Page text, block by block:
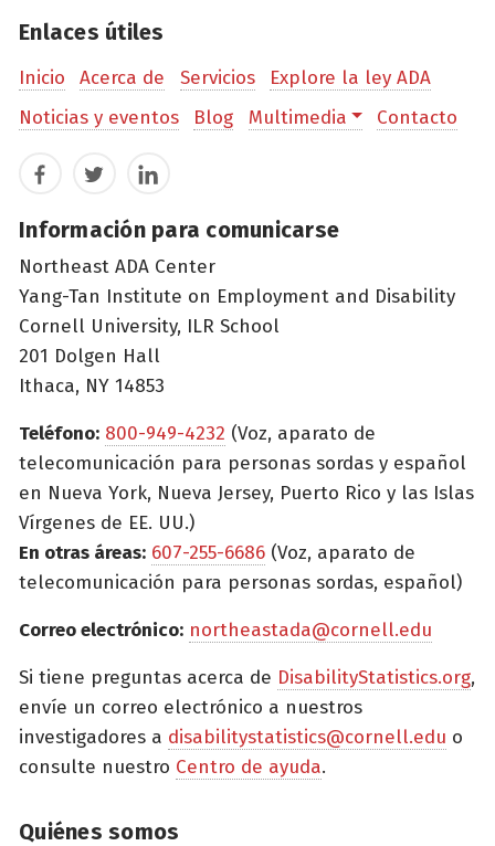
Enlaces útiles
Inicio Acerca de Servicios
Explore la ley ADA
Noticias y eventos
Blog Multimedia Contacto
FacebookTwitterLinkedIn
Información para comunicarse
Northeast ADA Center
Yang-Tan Institute on Employment and Disability
Cornell University, ILR School
201 Dolgen Hall
Ithaca, NY 14853
Teléfono: 800-949-4232 (Voz, aparato de
telecomunicación para personas sordas y español
en Nueva York, Nueva Jersey, Puerto Rico y las Islas
Vírgenes de EE. UU.)
En otras áreas: 607-255-6686 (Voz, aparato de
telecomunicación para personas sordas, español)
Correo electrónico: northeastada@cornell.edu
Si tiene preguntas acerca de DisabilityStatistics.org,
envíe un correo electrónico a nuestros
investigadores a disabilitystatistics@cornell.edu o
consulte nuestro Centro de ayuda.
Quiénes somos